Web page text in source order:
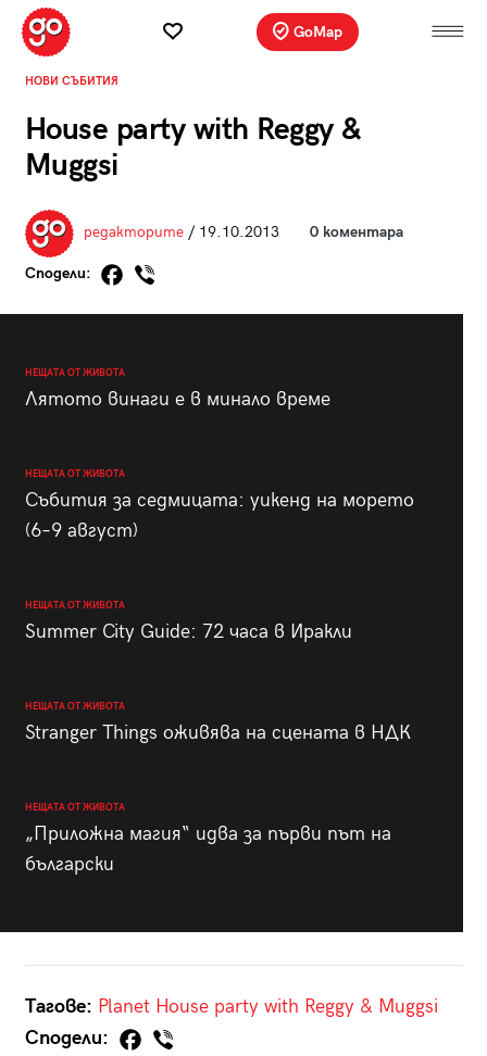
GoMap
НОВИ СЪБИТИЯ
House party with Reggy &
Muggsi
редакторите/ 19.10.2013 0 коментара
Сподели:
НЕЩАТА ОТ ЖИВОТА
Лятото винаги е в минало време
НЕЩАТА ОТ ЖИВОТА
Събития за седмицата: уикенд на морето
(6–9 август)
НЕЩАТА ОТ ЖИВОТА
Summer City Guide: 72 часа в Иракли
НЕЩАТА ОТ ЖИВОТА
Stranger Things оживява на сцената в НДК
НЕЩАТА ОТ ЖИВОТА
„Приложна магия“ идва за първи път на
български
Тагове: Planet House party with Reggy & Muggsi
Сподели: